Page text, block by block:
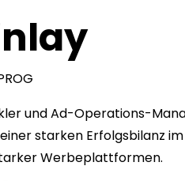
und Ad-Operations-
starken Erfolgsbilanz
Werbeplattformen.